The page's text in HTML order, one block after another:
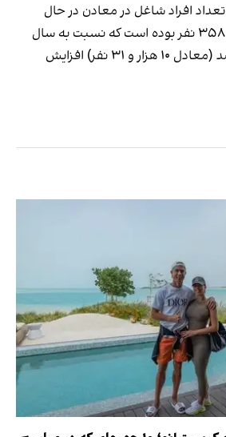
همچنین در سال ۱۴۰۰ تعداد افراد شاغل در معادن در حال
بهره‌برداری، ۱۳۰ هزار و ۳۵۸ نفر بوده است که نسبت به سال
۱۳۹۹، برابر با ۸/۳ درصد (معادل ۱۰ هزار و ۳۱ نفر) افزایش